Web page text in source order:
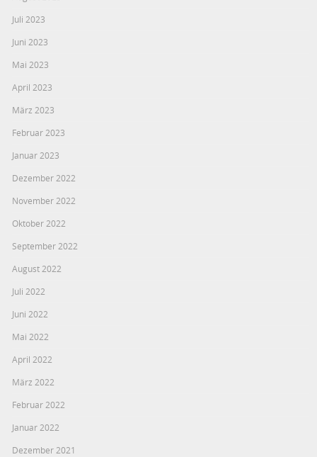
Juli 2023
Juni 2023
Mai 2023
April 2023
März 2023
Februar 2023
Januar 2023
Dezember 2022
November 2022
Oktober 2022
September 2022
August 2022
Juli 2022
Juni 2022
Mai 2022
April 2022
März 2022
Februar 2022
Januar 2022
Dezember 2021